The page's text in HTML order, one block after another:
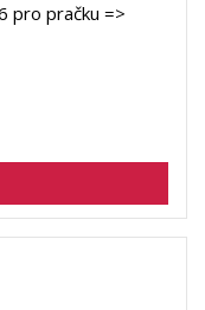
pro pračku =>